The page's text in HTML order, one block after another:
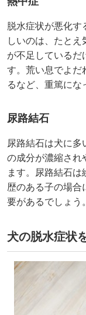
脱水症状が悪化す
しいのは、たと
が不足しているだ
す。荒い息でよだ
るなど、重篤にな
尿路結石
尿路結石は犬に多
の成分が濃縮され
ます。尿路結石
歴のある子の場合
要があるでしょう。
犬の脱水症状